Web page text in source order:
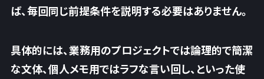
ば、毎回同じ前提条件を説明する必要はありません。
具体的には、業務用のプロジェクトでは論理的で簡潔
な文体、個人メモ用ではラフな言い回し、といった使